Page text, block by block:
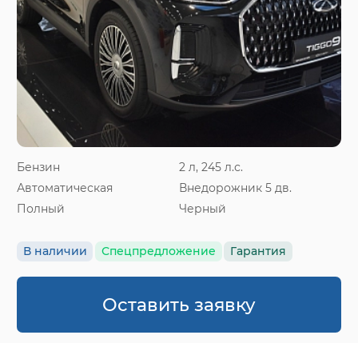
Бензин
2 л, 245 л.с.
Автоматическая
Внедорожник 5 дв.
Полный
Черный
В наличии Спецпредложение Гарантия
Оставить заявку